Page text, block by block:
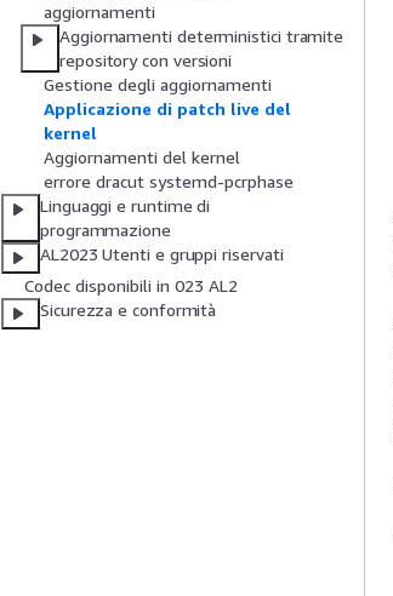
aggiornamenti
Aggiornamenti deterministici tramite
repository con versioni
Gestione degli aggiornamenti
Applicazione di patch live del
kernel
Aggiornamenti del kernel
errore dracut systemd-pcrphase
Linguaggi e runtime di
programmazione
AL2023 Utenti e gruppi riservati
Codec disponibili in 023 AL2
Sicurezza e conformità